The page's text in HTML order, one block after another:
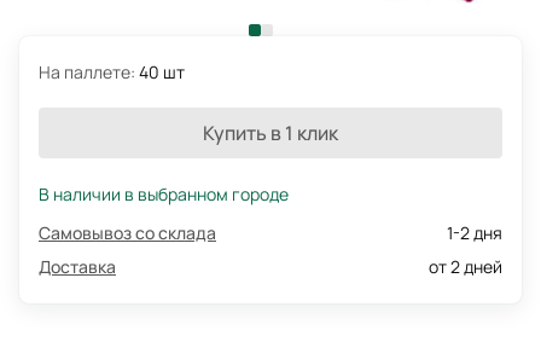
На паллете: 40 шт
Купить в 1 клик
В наличии в выбранном городе
Самовывоз со склада
1-2 дня
Доставка
от 2 дней